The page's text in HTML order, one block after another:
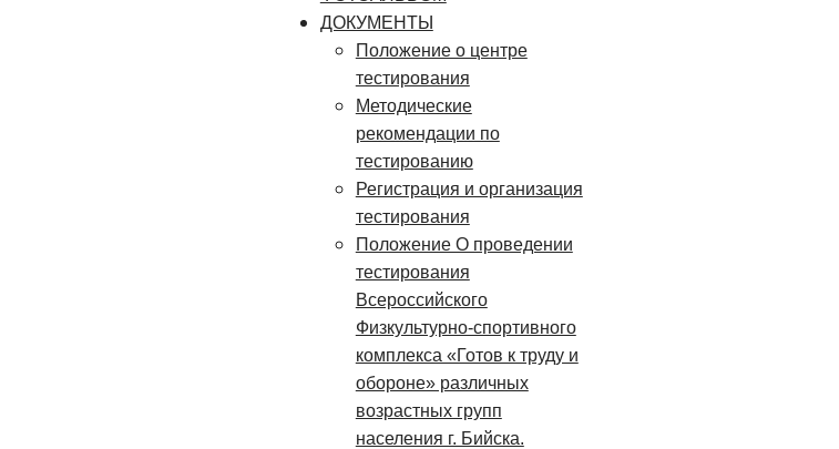
ДОКУМЕНТЫ
Положение о центре
тестирования
Методические
рекомендации по
тестированию
Регистрация и организация
тестирования
Положение О проведении
тестирования
Всероссийского
Физкультурно-спортивного
комплекса «Готов к труду и
обороне» различных
возрастных групп
населения г. Бийска.